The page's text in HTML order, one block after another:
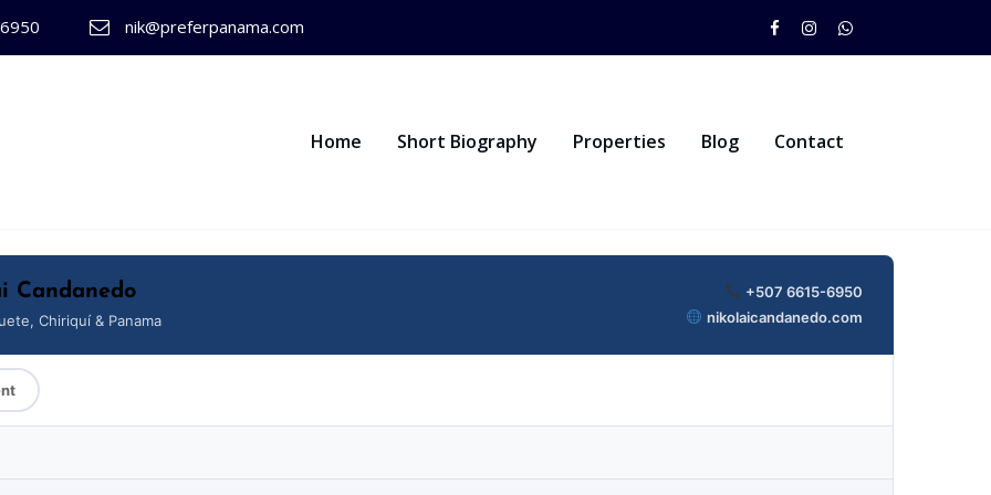
nik@preferpanama.com
Home Short Biography Properties Blog Contact
Candanedo
Chiriquí & Panama
+507 6615-6950
nikolaicandanedo.com